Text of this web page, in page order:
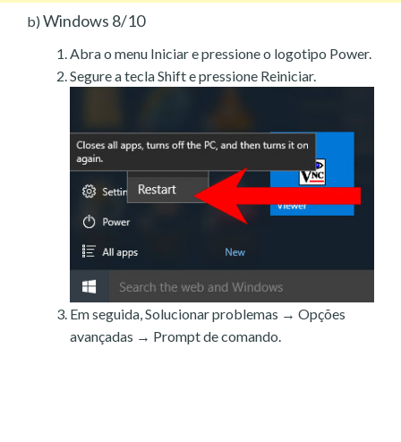
b) Windows 8/10
Abra o menu Iniciar e pressione o logotipo Power.
Segure a tecla Shift e pressione Reiniciar.
Em seguida, Solucionar problemas → Opções
avançadas → Prompt de comando.